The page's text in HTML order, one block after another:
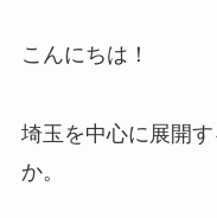
こんにちは！
埼玉を中心に展開
か。